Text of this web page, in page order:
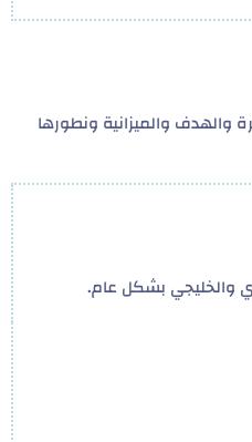
والميزانية ونطورها
بشكل عام.